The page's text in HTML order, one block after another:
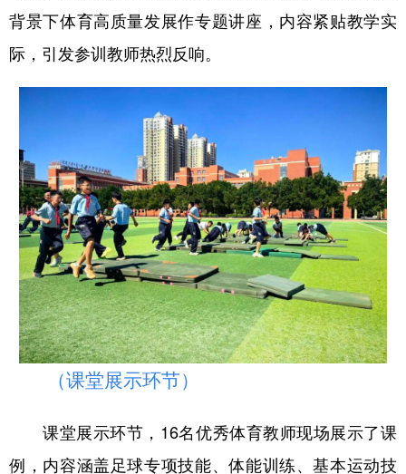
彩票 娱乐
公益 一带一路 亚太网 上市公司
地方频道
北京 天津 河北 山西
辽宁 吉林 上海 江苏
浙江 安徽 福建 江西
山东 河南 湖北 湖南
广东 广西
四川 贵州 云南 西藏
陕西 甘肃 青海 宁夏
背景下体育高质量发展作专题讲座，内容紧贴教学实
际，引发参训教师热烈反响。
（课堂展示环节）
课堂展示环节，16名优秀体育教师现场展示了课
例，内容涵盖足球专项技能、体能训练、基本运动技